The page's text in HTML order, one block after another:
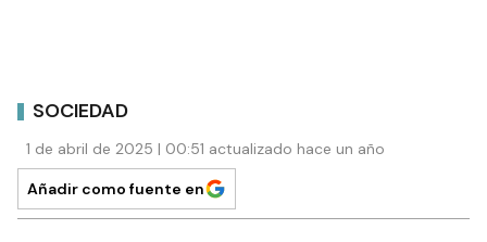
SOCIEDAD
1 de abril de 2025 | 00:51 actualizado hace un año
Añadir como fuente en